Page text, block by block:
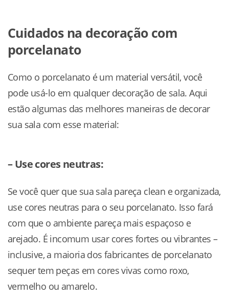
Cuidados na decoração com
porcelanato
Como o porcelanato é um material versátil, você
pode usá-lo em qualquer decoração de sala. Aqui
estão algumas das melhores maneiras de decorar
sua sala com esse material:
– Use cores neutras:
Se você quer que sua sala pareça clean e organizada,
use cores neutras para o seu porcelanato. Isso fará
com que o ambiente pareça mais espaçoso e
arejado. É incomum usar cores fortes ou vibrantes –
inclusive, a maioria dos fabricantes de porcelanato
sequer tem peças em cores vivas como roxo,
vermelho ou amarelo.